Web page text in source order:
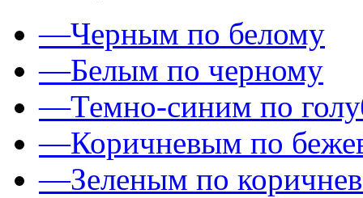
—Черным по белому
—Белым по черному
—Темно-синим по
—Коричневым по
—Зеленым по